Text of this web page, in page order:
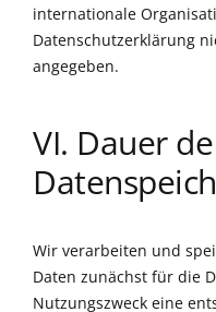
internationale
Datenschutzerklärung
angegeben.
VI. Dauer
Wir verarbeiten und
Daten zunächst für die
Nutzungszweck eine